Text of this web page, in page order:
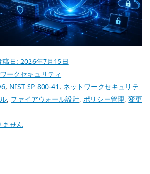
稿日:2026年7月15日
ークセキュリティ
, NIST SP 800-41 , ネットワークセキュリテ
, ファイアウォール設計,ポリシー管理,変更
ません